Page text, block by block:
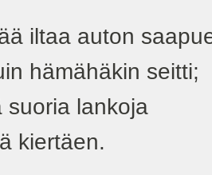
iltaa auton
hämähäkin seitti;
suoria lankoja
kiertäen.